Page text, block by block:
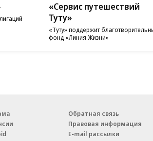
«Сервис путешествий
Туту»
«Туту» поддержит
фонд «Линия Жизни»
Обратная связь
Правовая информация
E-mail рассылки